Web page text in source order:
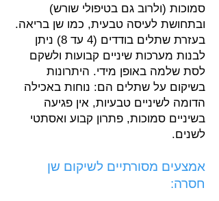
סמוכות (ולרוב גם בטיפולי שורש)
ובתחושת לעיסה טבעית, כמו שן בריאה.
בעזרת שתלים בודדים (4 עד 8) ניתן
לבנות מערכות שיניים קבועות ולשקם
לסת שלמה באופן מידי. היתרונות
בשיקום על שתלים הם: נוחות באכילה
הדומה לשיניים טבעיות, אין פגיעה
בשיניים סמוכות, פתרון קבוע ואסתטי
לשנים.
אמצעים מסורתיים לשיקום שן
חסרה: